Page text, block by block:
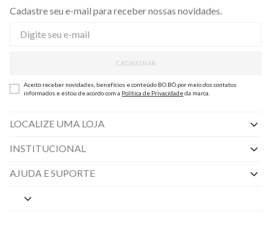
Cadastre seu e-mail para receber nossas novidades.
CADASTRAR
Aceito receber novidades, benefícios e conteúdo BO.BÔ por meio dos contatos
informados e estou de acordo com a Política de Privacidadeda marca.
LOCALIZE UMA LOJA
INSTITUCIONAL
Nossas Lojas
AJUDA E SUPORTE
Central de Preferências